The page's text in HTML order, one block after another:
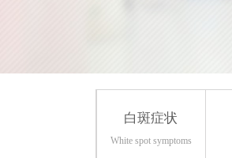
白斑症状
White spot symptoms